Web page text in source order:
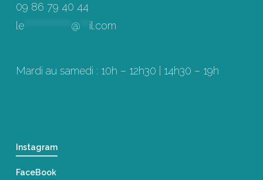
09 86 79 40 44
le**************** @ il.com
Mardi au samedi : 10h – 12h30 | 14h30 – 19h
Instagram
FaceBook